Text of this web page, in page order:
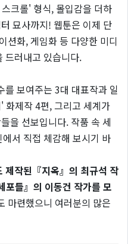
크롤' 형식, 몰입감을 더하
묘사까지! 웹툰은 이제 단
션화, 게임화 등 다양한 미디
드러내고 있습니다.
를 보여주는 3대 대표작과 일
화제작 4편, 그리고 세계가
을 선보입니다. 작품 속 세
서 직접 체감해 보시기 바
제작된『지옥』의 최규석 작
포들』의 이동건 작가를 모
마련했으니 여러분의 많은